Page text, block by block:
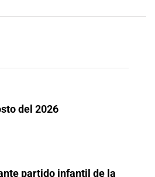
del 2026
partido infantil de la